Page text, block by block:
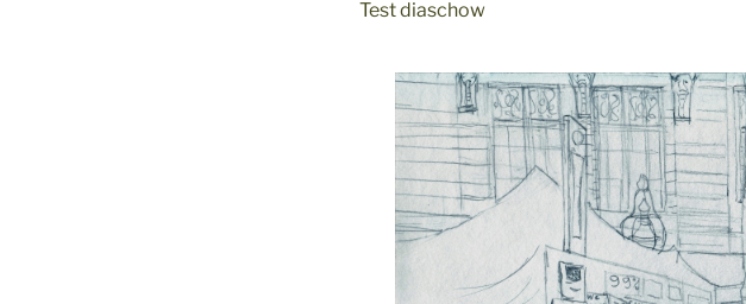
Test diaschow